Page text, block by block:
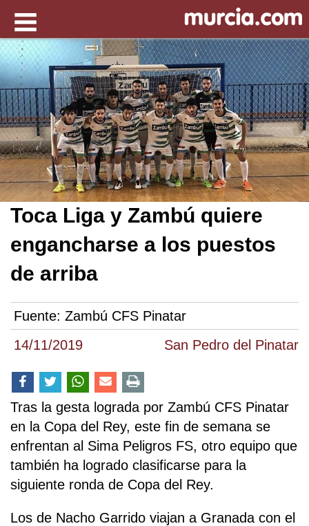
14/11/2019 San Pedro del Pinatar
Toca Liga y Zambú quiere
engancharse a los puestos
de arriba
Fuente: Zambú CFS Pinatar
Tras la gesta lograda por Zambú CFS Pinatar
en la Copa del Rey, este fin de semana se
enfrentan al Sima Peligros FS, otro equipo que
también ha logrado clasificarse para la
siguiente ronda de Copa del Rey.
Los de Nacho Garrido viajan a Granada con el